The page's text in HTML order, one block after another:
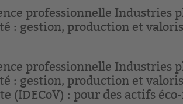
professionnelle Industries
: gestion, production et
professionnelle Industries
: gestion, production et
(IDECoV) : pour des actifs